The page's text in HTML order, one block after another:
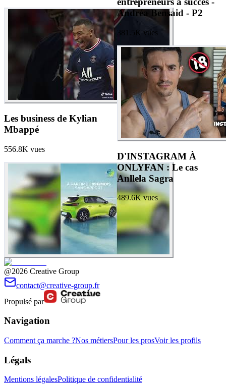
Les business de Kylian
Mbappé
556.8K vues
Andréa Bensaid - P2
381.5K vues
D'INSTAGRAM À
ONLYFAN : Le cas
Anllela Sagra
489.6K vues
@2026 Creative Group
contact@creative-group.fr
Propulsé par
Navigation
Comment ça marche ?Nos métiersPour les prosVoir les profils
Légals
Mentions légalesPolitique de confidentialité